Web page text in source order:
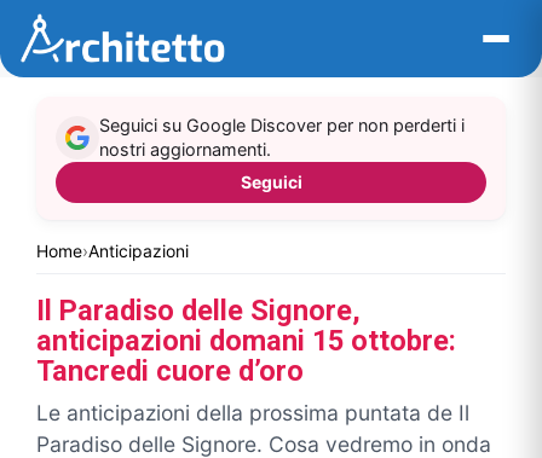
contenuto
Home›Anticipazioni
Seguici su Google Discover per non perderti i
nostri aggiornamenti.
Seguici
Il Paradiso delle Signore,
anticipazioni domani 15 ottobre:
Tancredi cuore d’oro
Le anticipazioni della prossima puntata de Il
Paradiso delle Signore. Cosa vedremo in onda